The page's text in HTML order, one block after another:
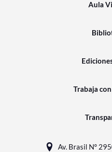
Aula
Trabaja
Av. Brasil N°